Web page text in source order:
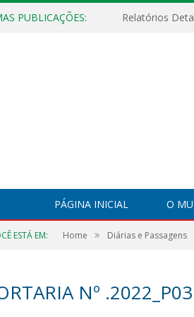
PUBLICAÇÕES:
PÁGINA INICIAL O
ESTÁ EM: Home » Diárias e Passagens
Nº .2022_P03